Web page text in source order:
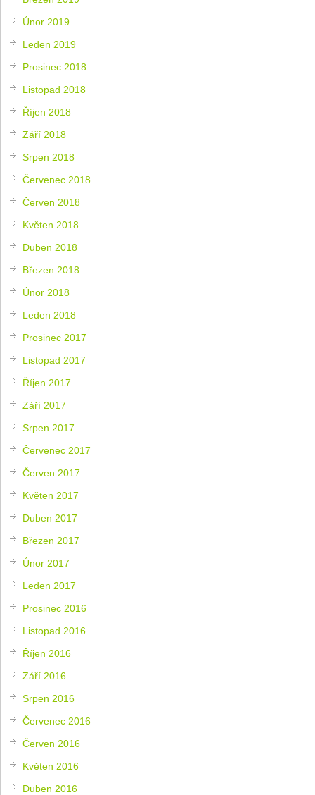
Únor 2019
Leden 2019
Prosinec 2018
Listopad 2018
Říjen 2018
Září 2018
Srpen 2018
Červenec 2018
Červen 2018
Květen 2018
Duben 2018
Březen 2018
Únor 2018
Leden 2018
Prosinec 2017
Listopad 2017
Říjen 2017
Září 2017
Srpen 2017
Červenec 2017
Červen 2017
Květen 2017
Duben 2017
Březen 2017
Únor 2017
Leden 2017
Prosinec 2016
Listopad 2016
Říjen 2016
Září 2016
Srpen 2016
Červenec 2016
Červen 2016
Květen 2016
Duben 2016